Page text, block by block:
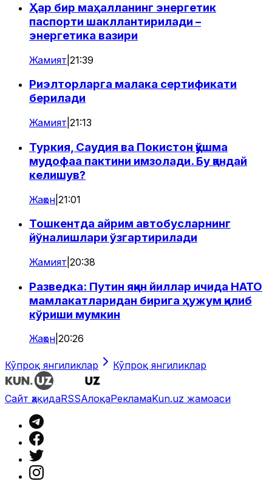
Ҳар бир маҳалланинг энергетик
паспорти шакллантирилади –
энергетика вазири
Жамият 21:39
Риэлторларга малака сертификати
берилади
Жамият 21:13
Туркия, Саудия ва Покистон қўшма
мудофаа пактини имзолади. Бу қандай
келишув?
Жаҳон 21:01
Тошкентда айрим автобусларнинг
йўналишлари ўзгартирилади
Жамият 20:38
Разведка: Путин яқин йиллар ичида НАТО
мамлакатларидан бирига ҳужум қилиб
кўриши мумкин
Жаҳон 20:26
Кўпроқ янгиликлар Кўпроқ янгиликлар
Сайт ҳақидаRSSАлоқаРекламаKun.uz жамоаси